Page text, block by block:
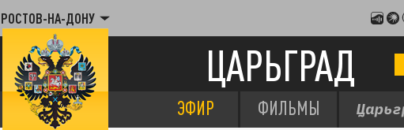
РОСТОВ-НА-ДОНУ
ЦАРЬГРАД
ЭФИР ФИЛЬМЫ